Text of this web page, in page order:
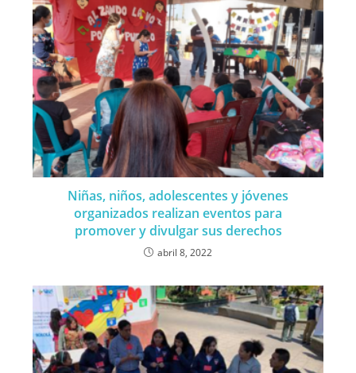
Niñas, niños, adolescentes y jóvenes
organizados realizan eventos para
promover y divulgar sus derechos
abril 8, 2022